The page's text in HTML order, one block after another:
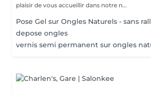
plaisir de vous accueillir dans notre n...
Pose Gel sur Ongles Naturels - sans
depose ongles
vernis semi permanent sur ongles